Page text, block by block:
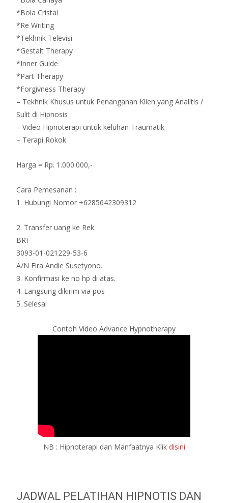
*Bola Cristal
*Re Writing
*Tekhnik Televisi
*Gestalt Therapy
*Inner Guide
*Part Therapy
*Forgivness Therapy
– Tekhnik Khusus untuk Penanganan Klien yang Analitis /
Sulit di Hipnosis
– Video Hipnoterapi untuk keluhan Traumatik
– Terapi Rokok
Harga = Rp. 1.000.000,-
Cara Pemesanan :
1. Hubungi Nomor +6285642309312
2. Transfer uang ke Rek.
BRI
3093-01-021229-53-6
A/N Fira Andie Susetyono.
3. Konfirmasi ke no hp di atas.
4. Langsung dikirim via pos
5. Selesai
Contoh Video Advance Hypnotherapy
NB : Hipnoterapi dan Manfaatnya Klik disini
JADWAL PELATIHAN HIPNOTIS DAN